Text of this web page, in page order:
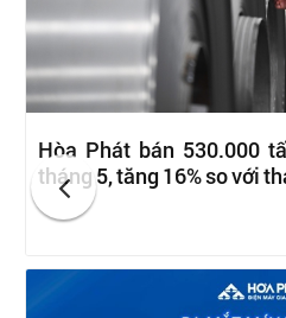
Hòa Phát bán 530.000
tháng 5, tăng 16% so với